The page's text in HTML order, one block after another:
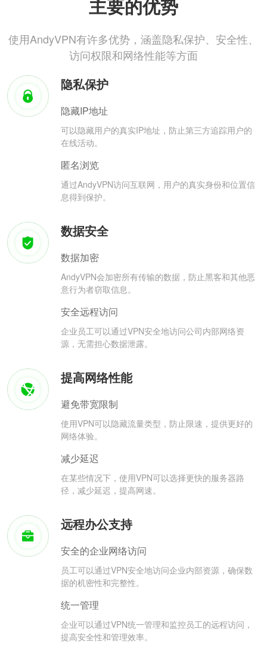
主要的优势
使用AndyVPN有许多优势，涵盖隐私保护、安全性、
访问权限和网络性能等方面
隐私保护
隐藏IP地址
可以隐藏用户的真实IP地址，防止第三方追踪用户的
在线活动。
匿名浏览
通过AndyVPN访问互联网，用户的真实身份和位置信
息得到保护。
数据安全
数据加密
AndyVPN会加密所有传输的数据，防止黑客和其他恶
意行为者窃取信息。
安全远程访问
企业员工可以通过VPN安全地访问公司内部网络资
源，无需担心数据泄露。
提高网络性能
避免带宽限制
使用VPN可以隐藏流量类型，防止限速，提供更好的
网络体验。
减少延迟
在某些情况下，使用VPN可以选择更快的服务器路
径，减少延迟，提高网速。
远程办公支持
安全的企业网络访问
员工可以通过VPN安全地访问企业内部资源，确保数
据的机密性和完整性。
统一管理
企业可以通过VPN统一管理和监控员工的远程访问，
提高安全性和管理效率。